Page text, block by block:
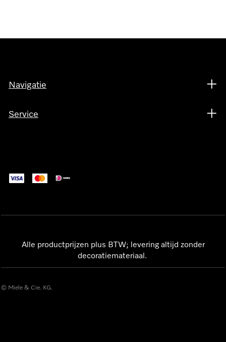
Navigatie
Service
Alle productprijzen plus BTW; levering altijd zonder
decoratiemateriaal.
© Miele & Cie. KG.